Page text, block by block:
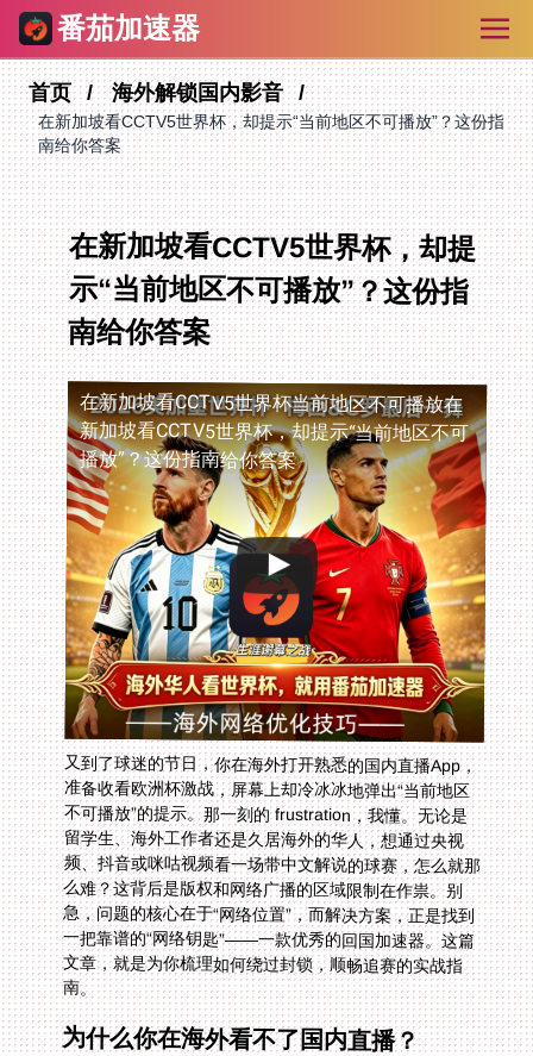
番茄加速器
首页 海外解锁国内影音
在新加坡看CCTV5世界杯，却提示“当前地区不可播放”？这份指
南给你答案
在新加坡看CCTV5世界杯，却提
示“当前地区不可播放”？这份指
南给你答案
在新加坡看CCTV5世界杯当前地区不可播放在
新加坡看CCTV5世界杯，却提示“当前地区不可
播放”？这份指南给你答案
又到了球迷的节日，你在海外打开熟悉的国内直播App，
准备收看欧洲杯激战，屏幕上却冷冰冰地弹出“当前地区
不可播放”的提示。那一刻的 frustration，我懂。无论是
留学生、海外工作者还是久居海外的华人，想通过央视
频、抖音或咪咕视频看一场带中文解说的球赛，怎么就那
么难？这背后是版权和网络广播的区域限制在作祟。别
急，问题的核心在于“网络位置”，而解决方案，正是找到
一把靠谱的“网络钥匙”——一款优秀的回国加速器。这篇
文章，就是为你梳理如何绕过封锁，顺畅追赛的实战指
南。
为什么你在海外看不了国内直播？